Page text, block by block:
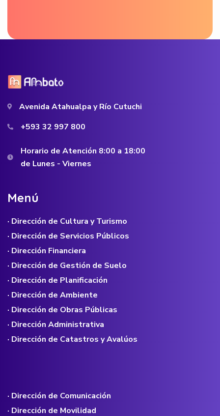
Avenida Atahualpa y Río Cutuchi
+593 32 997 800
Horario de Atención 8:00 a 18:00
de Lunes - Viernes
Menú
· Dirección de Cultura y Turismo
· Dirección de Servicios Públicos
· Dirección Financiera
· Dirección de Gestión de Suelo
· Dirección de Planificación
· Dirección de Ambiente
· Dirección de Obras Públicas
· Dirección Administrativa
· Dirección de Catastros y Avalúos
· Dirección de Comunicación
· Dirección de Movilidad